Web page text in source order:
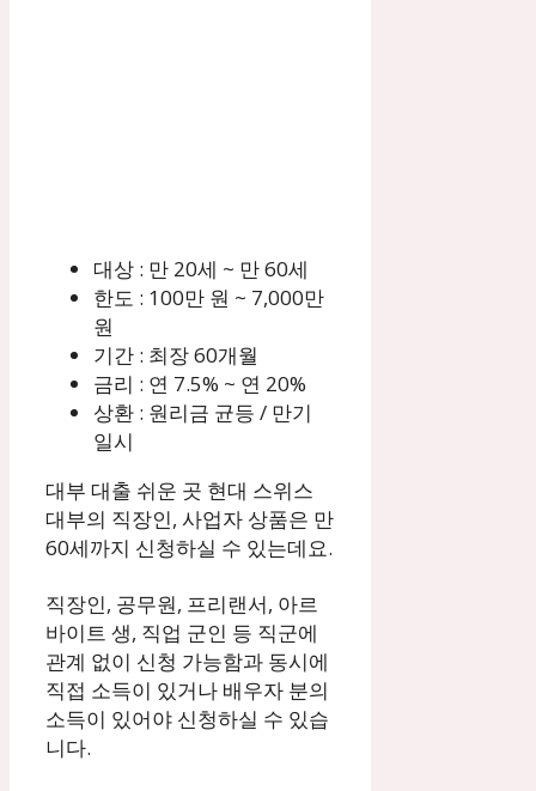
대상 : 만 20세 ~ 만 60세
한도 : 100만 원 ~ 7,000만
원
기간 : 최장 60개월
금리 : 연 7.5% ~ 연 20%
상환 : 원리금 균등 / 만기
일시
대부 대출 쉬운 곳 현대 스위스
대부의 직장인, 사업자 상품은 만
60세까지 신청하실 수 있는데요.
직장인, 공무원, 프리랜서, 아르
바이트 생, 직업 군인 등 직군에
관계 없이 신청 가능함과 동시에
직접 소득이 있거나 배우자 분의
소득이 있어야 신청하실 수 있습
니다.